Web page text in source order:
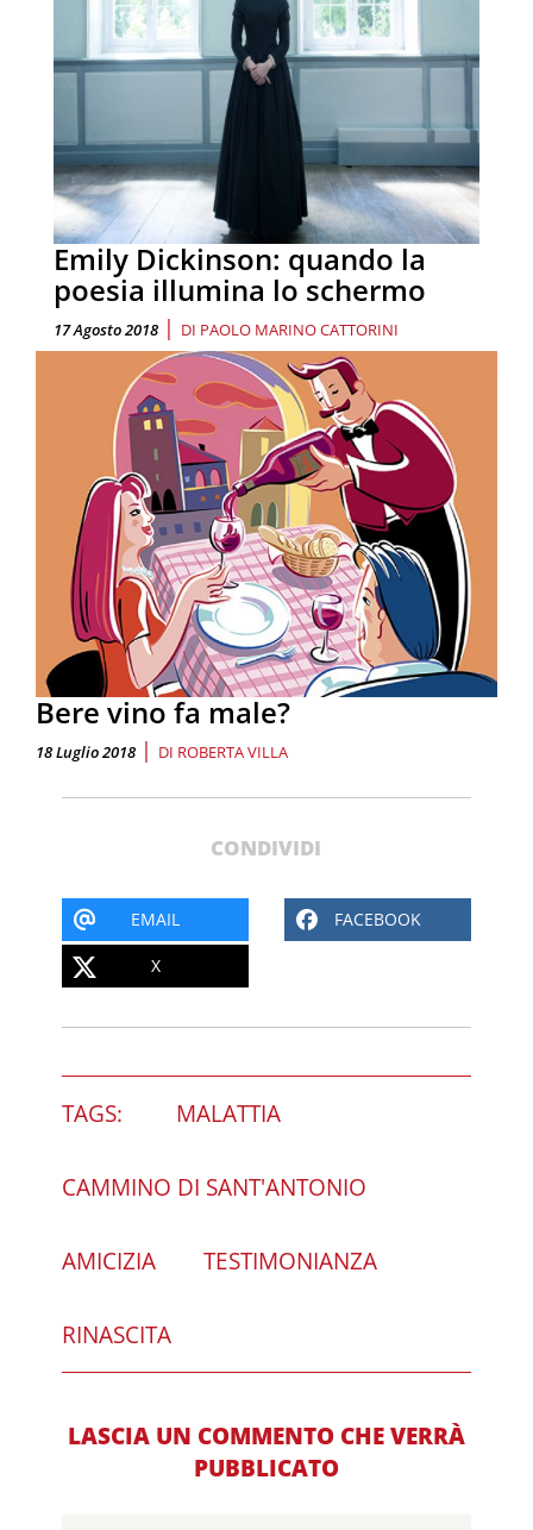
Emily Dickinson: quando la
poesia illumina lo schermo
17 Agosto 2018 | DI PAOLO MARINO CATTORINI
Bere vino fa male?
18 Luglio 2018 | DI ROBERTA VILLA
CONDIVIDI
EMAIL FACEBOOK
X
TAGS: MALATTIA
CAMMINO DI SANT'ANTONIO
AMICIZIA TESTIMONIANZA
RINASCITA
LASCIA UN COMMENTO CHE VERRÀ
PUBBLICATO